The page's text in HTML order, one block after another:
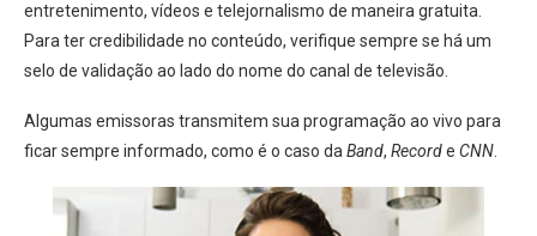
entretenimento, vídeos e telejornalismo de maneira gratuita.
Para ter credibilidade no conteúdo, verifique sempre se há um
selo de validação ao lado do nome do canal de televisão.
Algumas emissoras transmitem sua programação ao vivo para
ficar sempre informado, como é o caso da Band, Recorde CNN